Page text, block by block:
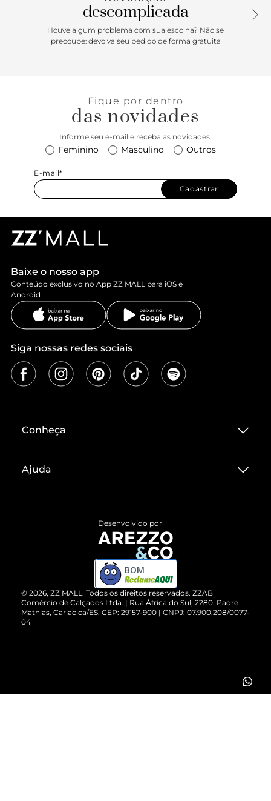
looks do dia a dia ou da noite, garantindo estilo e
personalidade na medida certa.
descomplicada
Houve algum problema com sua escolha? Não se
preocupe: devolva seu pedido de forma gratuita
Fique por dentro
das novidades
Informe seu e-mail e receba as novidades!
Feminino Masculino Outros
E-mail*
Cadastrar
Baixe o nosso app
Conteúdo exclusivo no App ZZ MALL para iOS e
Android
Siga nossas redes sociais
Conheça
Termos de Uso
ZZ MALL é confiável
Cartão Presente
Vendas Corporativas
Ajuda
Devolução do Produto
Compre pelo WhatsApp
© 2026, ZZ MALL. Todos os direitos reservados. ZZAB
Comércio de Calçados Ltda. | Rua África do Sul, 2280. Padre
Mathias, Cariacica/ES. CEP: 29157-900 | CNPJ: 07.900.208/0077-
04
Desenvolvido por
BOM